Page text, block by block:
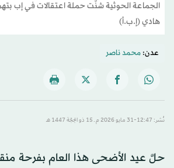
الجماعة الحوثية شنَّت حملة اعتقالات في إب
هادي (إ.ب.أ)
عدن:محمد ناصر
نُشر: 12:47-31 مايو 2026 م ـ 15 ذو الحِجّة 1447 هـ
حلَّ عيد الأضحى هذا العام بفرحة